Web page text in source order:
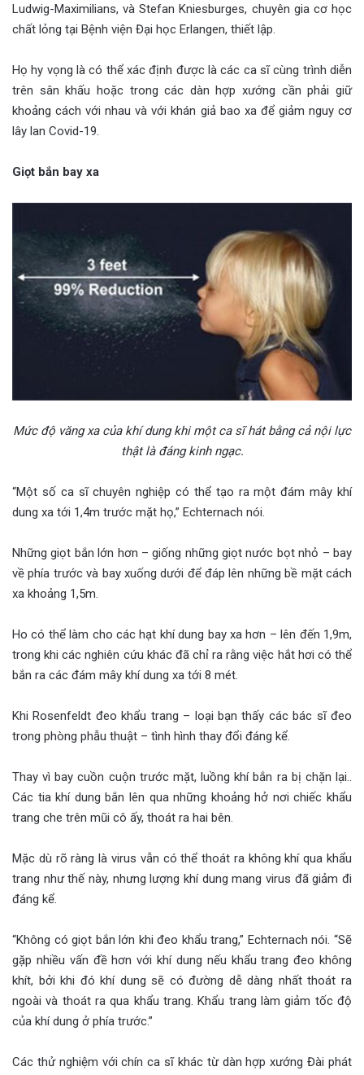
Ludwig-Maximilians, và Stefan Kniesburges, chuyên gia cơ học
chất lỏng tại Bệnh viện Đại học Erlangen, thiết lập.
Họ hy vọng là có thể xác định được là các ca sĩ cùng trình diễn
trên sân khấu hoặc trong các dàn hợp xướng cần phải giữ
khoảng cách với nhau và với khán giả bao xa để giảm nguy cơ
lây lan Covid-19.
Giọt bắn bay xa
Mức độ văng xa của khí dung khi một ca sĩ hát bằng cả nội lực
thật là đáng kinh ngạc.
“Một số ca sĩ chuyên nghiệp có thể tạo ra một đám mây khí
dung xa tới 1,4m trước mặt họ,” Echternach nói.
Những giọt bắn lớn hơn – giống những giọt nước bọt nhỏ – bay
về phía trước và bay xuống dưới để đáp lên những bề mặt cách
xa khoảng 1,5m.
Ho có thể làm cho các hạt khí dung bay xa hơn – lên đến 1,9m,
trong khi các nghiên cứu khác đã chỉ ra rằng việc hắt hơi có thể
bắn ra các đám mây khí dung xa tới 8 mét.
Khi Rosenfeldt đeo khẩu trang – loại bạn thấy các bác sĩ đeo
trong phòng phẫu thuật – tình hình thay đổi đáng kể.
Thay vì bay cuồn cuộn trước mặt, luồng khí bắn ra bị chặn lại..
Các tia khí dung bắn lên qua những khoảng hở nơi chiếc khẩu
trang che trên mũi cô ấy, thoát ra hai bên.
Mặc dù rõ ràng là virus vẫn có thể thoát ra không khí qua khẩu
trang như thế này, nhưng lượng khí dung mang virus đã giảm đi
đáng kể.
“Không có giọt bắn lớn khi đeo khẩu trang,” Echternach nói. “Sẽ
gặp nhiều vấn đề hơn với khí dung nếu khẩu trang đeo không
khít, bởi khi đó khí dung sẽ có đường dễ dàng nhất thoát ra
ngoài và thoát ra qua khẩu trang. Khẩu trang làm giảm tốc độ
của khí dung ở phía trước.”
Các thử nghiệm với chín ca sĩ khác từ dàn hợp xướng Đài phát